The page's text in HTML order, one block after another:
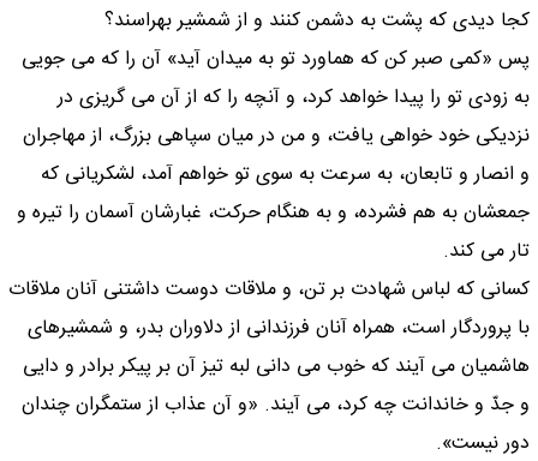
كجا ديدى كه پشت به دشمن كنند و از شمشير بهراسند؟
پس «كمى صبر كن كه هماورد تو به ميدان آيد» آن را كه مى جويى
به زودى تو را پيدا خواهد كرد، و آنچه را كه از آن مى گريزى در
نزديكى خود خواهى يافت، و من در ميان سپاهى بزرگ، از مهاجران
و انصار و تابعان، به سرعت به سوى تو خواهم آمد، لشكريانى كه
جمعشان به هم فشرده، و به هنگام حركت، غبارشان آسمان را تيره و
تار مى كند.
كسانى كه لباس شهادت بر تن، و ملاقات دوست داشتنى آنان ملاقات
با پروردگار است، همراه آنان فرزندانى از دلاوران بدر، و شمشيرهاى
هاشميان مى آيند كه خوب مى دانى لبه تيز آن بر پيكر برادر و دايى
و جدّ و خاندانت چه كرد، مى آيند. «و آن عذاب از ستمگران چندان
دور نيست».